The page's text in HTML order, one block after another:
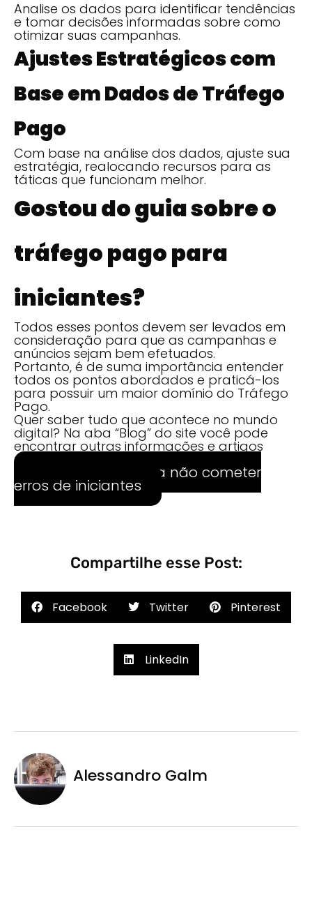
Analise os dados para identificar tendências
e tomar decisões informadas sobre como
otimizar suas campanhas.
Ajustes Estratégicos com
Base em Dados de Tráfego
Pago
Com base na análise dos dados, ajuste sua
estratégia, realocando recursos para as
táticas que funcionam melhor.
Gostou do guia sobre o
tráfego pago para
iniciantes?
Todos esses pontos devem ser levados em
consideração para que as campanhas e
anúncios sejam bem efetuados.
Portanto, é de suma importância entender
todos os pontos abordados e praticá-los
para possuir um maior domínio do Tráfego
Pago.
Quer saber tudo que acontece no mundo
digital? Na aba “Blog” do site você pode
encontrar outras informações e artigos
relevantes.
Confira dicas para não cometer
erros de iniciantes
Compartilhe esse Post:
Facebook Twitter Pinterest
LinkedIn
Alessandro Galm